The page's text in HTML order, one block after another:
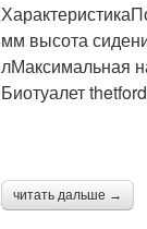
мм высота
лМаксимальная
Биотуалет
читать дальше →